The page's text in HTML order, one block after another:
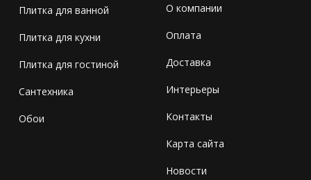
Плитка для ванной
Плитка для кухни
Плитка для гостиной
Сантехника
Обои
О компании
Оплата
Доставка
Интерьеры
Контакты
Карта сайта
Новости